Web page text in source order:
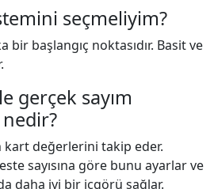
seçmeliyim?
bir başlangıç noktasıdır. Basit ve
gerçek sayım
kart değerlerini takip eder.
sayısına göre bunu ayarlar ve
daha iyi bir içgörü sağlar.